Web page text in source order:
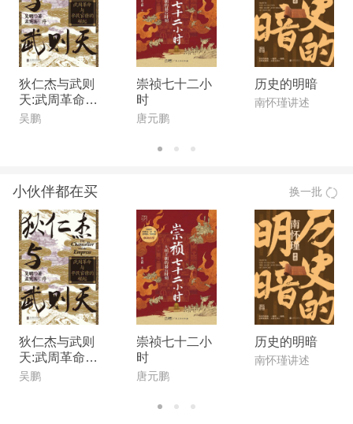
狄仁杰与武则
天:武周革命与
平民官僚的崛
吴鹏
崇祯七十二小
时
唐元鹏
历史的明暗
南怀瑾讲述
小伙伴都在买 换一批
狄仁杰与武则
天:武周革命与
平民官僚的崛
吴鹏
崇祯七十二小
时
唐元鹏
历史的明暗
南怀瑾讲述